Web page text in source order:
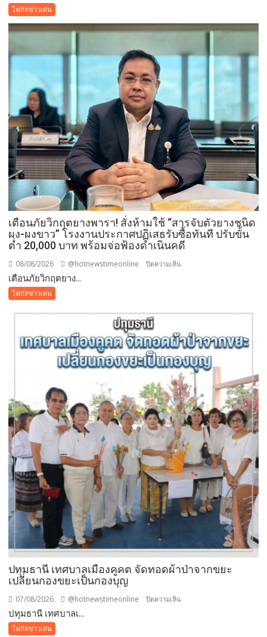
ประดิษฐาน
มหกรรม
สวน
อุดรธานี
2569
เปิด
พื้นที่
ศรัทธา
คู่
ขนาน
พืช
สวน
โฟกัสข่าวเด่น
เตือนภัยวิกฤตยางพารา! สั่งห้ามใช้ “สารจับตัวยางชนิด
ผง-ผงขาว” โรงงานประกาศปฏิเสธรับซื้อทันที ปรับขั้น
ต่ำ 20,000 บาท พร้อมจ่อฟ้องดำเนินคดี
08/08/2026 @hotnewstimeonline ปิดความเห็น
ยางพารา!
ห้าม
ใช้
“สาร
จับ
ตัว
ยาง
ชนิด
ผง-
ผงขาว”
โรงงาน
ประกาศ
ปฏิเสธ
รับ
ซื้อ
ขั้น
ต่ำ
เตือนภัยวิกฤตยาง...
โฟกัสข่าวเด่น
ปทุมธานี เทศบาลเมืองคูคต จัดทอดผ้าป่าจากขยะ
เปลี่ยนกองขยะเป็นกองบุญ
07/08/2026 @hotnewstimeonline ปิดความเห็น
ปทุมธานี เทศบาลเ...
โฟกัสข่าวเด่น